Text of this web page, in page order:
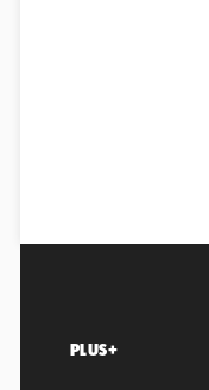
PLUS+